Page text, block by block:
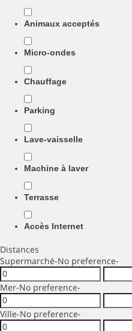
Animaux acceptés
Micro-ondes
Chauffage
Parking
Lave-vaisselle
Machine à laver
Terrasse
Accès Internet
Distances
Supermarché-No preference-
Mer-No preference-
Ville-No preference-